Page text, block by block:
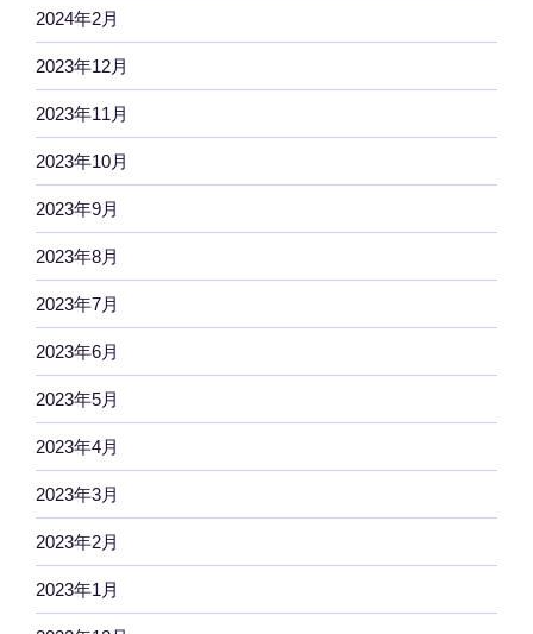
2024年2月
2023年12月
2023年11月
2023年10月
2023年9月
2023年8月
2023年7月
2023年6月
2023年5月
2023年4月
2023年3月
2023年2月
2023年1月